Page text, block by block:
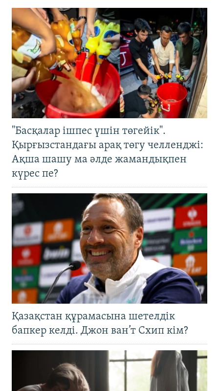
"Басқалар ішпес үшін төгейік".
Қырғызстандағы арақ төгу челленджі:
Ақша шашу ма әлде жамандықпен
күрес пе?
Қазақстан құрамасына шетелдік
бапкер келді. Джон ван’т Схип кім?